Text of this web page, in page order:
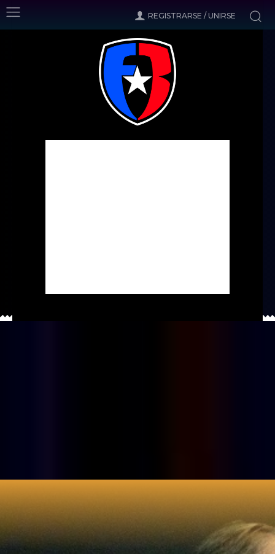
REGISTRARSE / UNIRSE